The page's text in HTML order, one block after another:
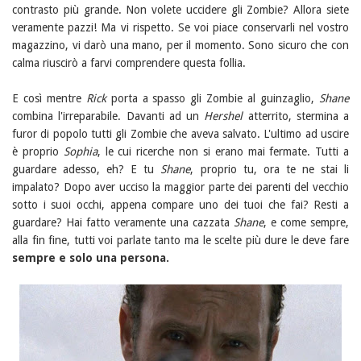
contrasto più grande. Non volete uccidere gli Zombie? Allora siete
veramente pazzi! Ma vi rispetto. Se voi piace conservarli nel vostro
magazzino, vi darò una mano, per il momento. Sono sicuro che con
calma riuscirò a farvi comprendere questa follia.
E così mentre Rickporta a spasso gli Zombie al guinzaglio, Shane
combina l'irreparabile. Davanti ad un Hershelatterrito, stermina a
furor di popolo tutti gli Zombie che aveva salvato. L'ultimo ad uscire
è proprio Sophia, le cui ricerche non si erano mai fermate. Tutti a
guardare adesso, eh? E tu Shane, proprio tu, ora te ne stai li
impalato? Dopo aver ucciso la maggior parte dei parenti del vecchio
sotto i suoi occhi, appena compare uno dei tuoi che fai? Resti a
guardare? Hai fatto veramente una cazzata Shane, e come sempre,
alla fin fine, tutti voi parlate tanto ma le scelte più dure le deve fare
sempre e solo una persona.